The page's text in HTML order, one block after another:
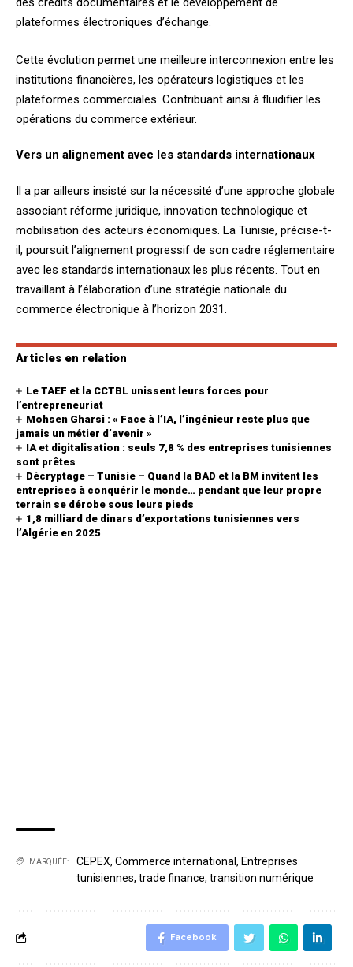
plateformes électroniques d’échange.
Cette évolution permet une meilleure interconnexion entre les
institutions financières, les opérateurs logistiques et les
plateformes commerciales. Contribuant ainsi à fluidifier les
opérations du commerce extérieur.
Vers un alignement avec les standards internationaux
Il a par ailleurs insisté sur la nécessité d’une approche globale
associant réforme juridique, innovation technologique et
mobilisation des acteurs économiques. La Tunisie, précise-t-
il, poursuit l’alignement progressif de son cadre réglementaire
avec les standards internationaux les plus récents. Tout en
travaillant à l’élaboration d’une stratégie nationale du
commerce électronique à l’horizon 2031.
Articles en relation
Le TAEF et la CCTBL unissent leurs forces pour
l’entrepreneuriat
Mohsen Gharsi : « Face à l’IA, l’ingénieur reste plus que
jamais un métier d’avenir »
IA et digitalisation : seuls 7,8 % des entreprises tunisiennes
sont prêtes
Décryptage – Tunisie – Quand la BAD et la BM invitent les
entreprises à conquérir le monde… pendant que leur propre
terrain se dérobe sous leurs pieds
1,8 milliard de dinars d’exportations tunisiennes vers
l’Algérie en 2025
MARQUÉE: CEPEX, Commerce international , Entreprises
tunisiennes, trade finance, transition numérique
Facebook